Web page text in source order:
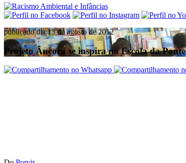
publicado dia 13 de agosto de 2012
Projeto Âncora se inspira na Escola da Ponte